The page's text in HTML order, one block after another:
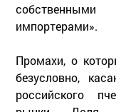
импортерами».
Промахи, о
безусловно,
российского